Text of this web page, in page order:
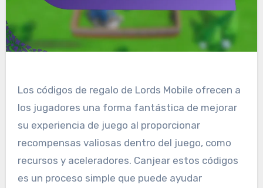
Los códigos de regalo de Lords Mobile ofrecen a
los jugadores una forma fantástica de mejorar
su experiencia de juego al proporcionar
recompensas valiosas dentro del juego, como
recursos y aceleradores. Canjear estos códigos
es un proceso simple que puede ayudar